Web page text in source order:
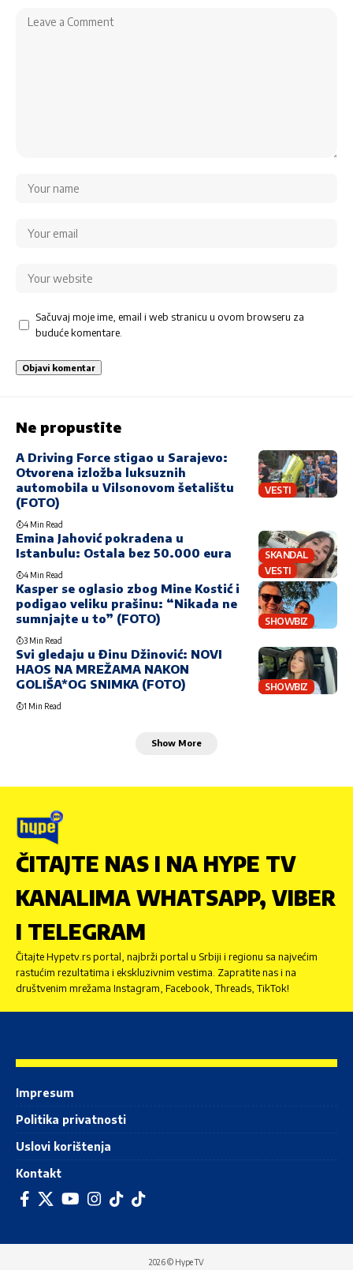
Sačuvaj moje ime, email i web stranicu u ovom browseru za
buduće komentare.
Ne propustite
VESTI
A Driving Force stigao u Sarajevo:
Otvorena izložba luksuznih
automobila u Vilsonovom šetalištu
(FOTO)
4 Min Read
SKANDAL
VESTI
Emina Jahović pokradena u
Istanbulu: Ostala bez 50.000 eura
4 Min Read
SHOWBIZ
Kasper se oglasio zbog Mine Kostić i
podigao veliku prašinu: “Nikada ne
sumnjajte u to” (FOTO)
3 Min Read
SHOWBIZ
Svi gledaju u Đinu Džinović: NOVI
HAOS NA MREŽAMA NAKON
GOLIŠA*OG SNIMKA (FOTO)
1 Min Read
Show More
ČITAJTE NAS I NA HYPE TV
KANALIMA WHATSAPP, VIBER
I TELEGRAM
Čitajte Hypetv.rs portal, najbrži portal u Srbiji i regionu sa najvećim
rastućim rezultatima i ekskluzivnim vestima. Zapratite nas i na
društvenim mrežama Instagram, Facebook, Threads, TikTok!
Impresum
Politika privatnosti
Uslovi korištenja
Kontakt
2026 © Hype TV